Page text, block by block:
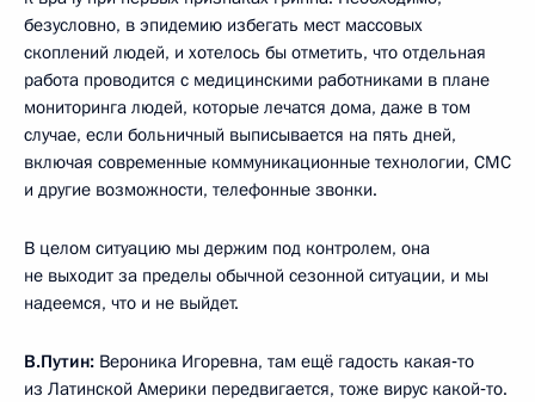
безусловно, в эпидемию избегать мест массовых
скоплений людей, и хотелось бы отметить, что отдельная
работа проводится с медицинскими работниками в плане
мониторинга людей, которые лечатся дома, даже в том
случае, если больничный выписывается на пять дней,
включая современные коммуникационные технологии, СМС
и другие возможности, телефонные звонки.
В целом ситуацию мы держим под контролем, она
не выходит за пределы обычной сезонной ситуации, и мы
надеемся, что и не выйдет.
В.Путин: Вероника Игоревна, там ещё гадость какая‑то
из Латинской Америки передвигается, тоже вирус какой‑то.